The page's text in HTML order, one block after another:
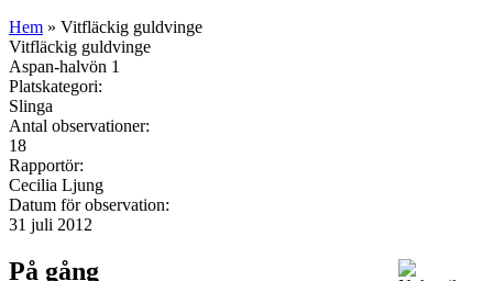
Hem » Vitfläckig guldvinge
Vitfläckig guldvinge
Aspan-halvön 1
Platskategori:
Slinga
Antal observationer:
18
Rapportör:
Cecilia Ljung
Datum för observation:
31 juli 2012
På gång